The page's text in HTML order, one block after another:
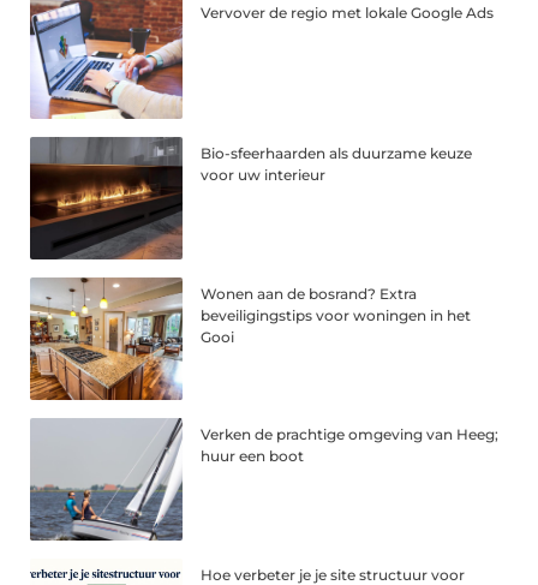
Vervover de regio met lokale Google Ads
Bio-sfeerhaarden als duurzame keuze
voor uw interieur
Wonen aan de bosrand? Extra
beveiligingstips voor woningen in het
Gooi
Verken de prachtige omgeving van Heeg;
huur een boot
Hoe verbeter je je site structuur voor